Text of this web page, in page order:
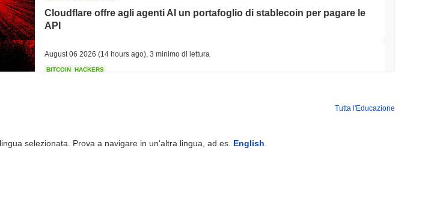
Cloudflare offre agli agenti AI un portafoglio di stablecoin per pagare le
API
August 06 2026 (14 hours ago) 3 minimo di lettura
BITCOIN HACKERS
CIRCLE TOKENIZATION
Tutta l'Educazione
selezionata. Prova a navigare in un'altra lingua, ad es. English